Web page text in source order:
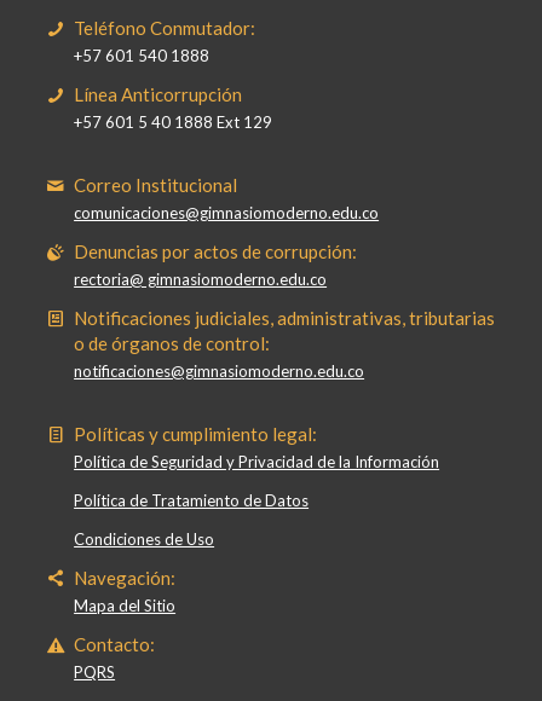
Teléfono Conmutador:
+57 601 540 1888
Línea Anticorrupción
+57 601 5 40 1888 Ext 129
Correo Institucional
comunicaciones@gimnasiomoderno.edu.co
Denuncias por actos de corrupción:
rectoria@ gimnasiomoderno.edu.co
Notificaciones judiciales, administrativas, tributarias
o de órganos de control:
notificaciones@gimnasiomoderno.edu.co
Políticas y cumplimiento legal:
Política de Seguridad y Privacidad de la Información
Política de Tratamiento de Datos
Condiciones de Uso
Navegación:
Mapa del Sitio
Contacto:
PQRS